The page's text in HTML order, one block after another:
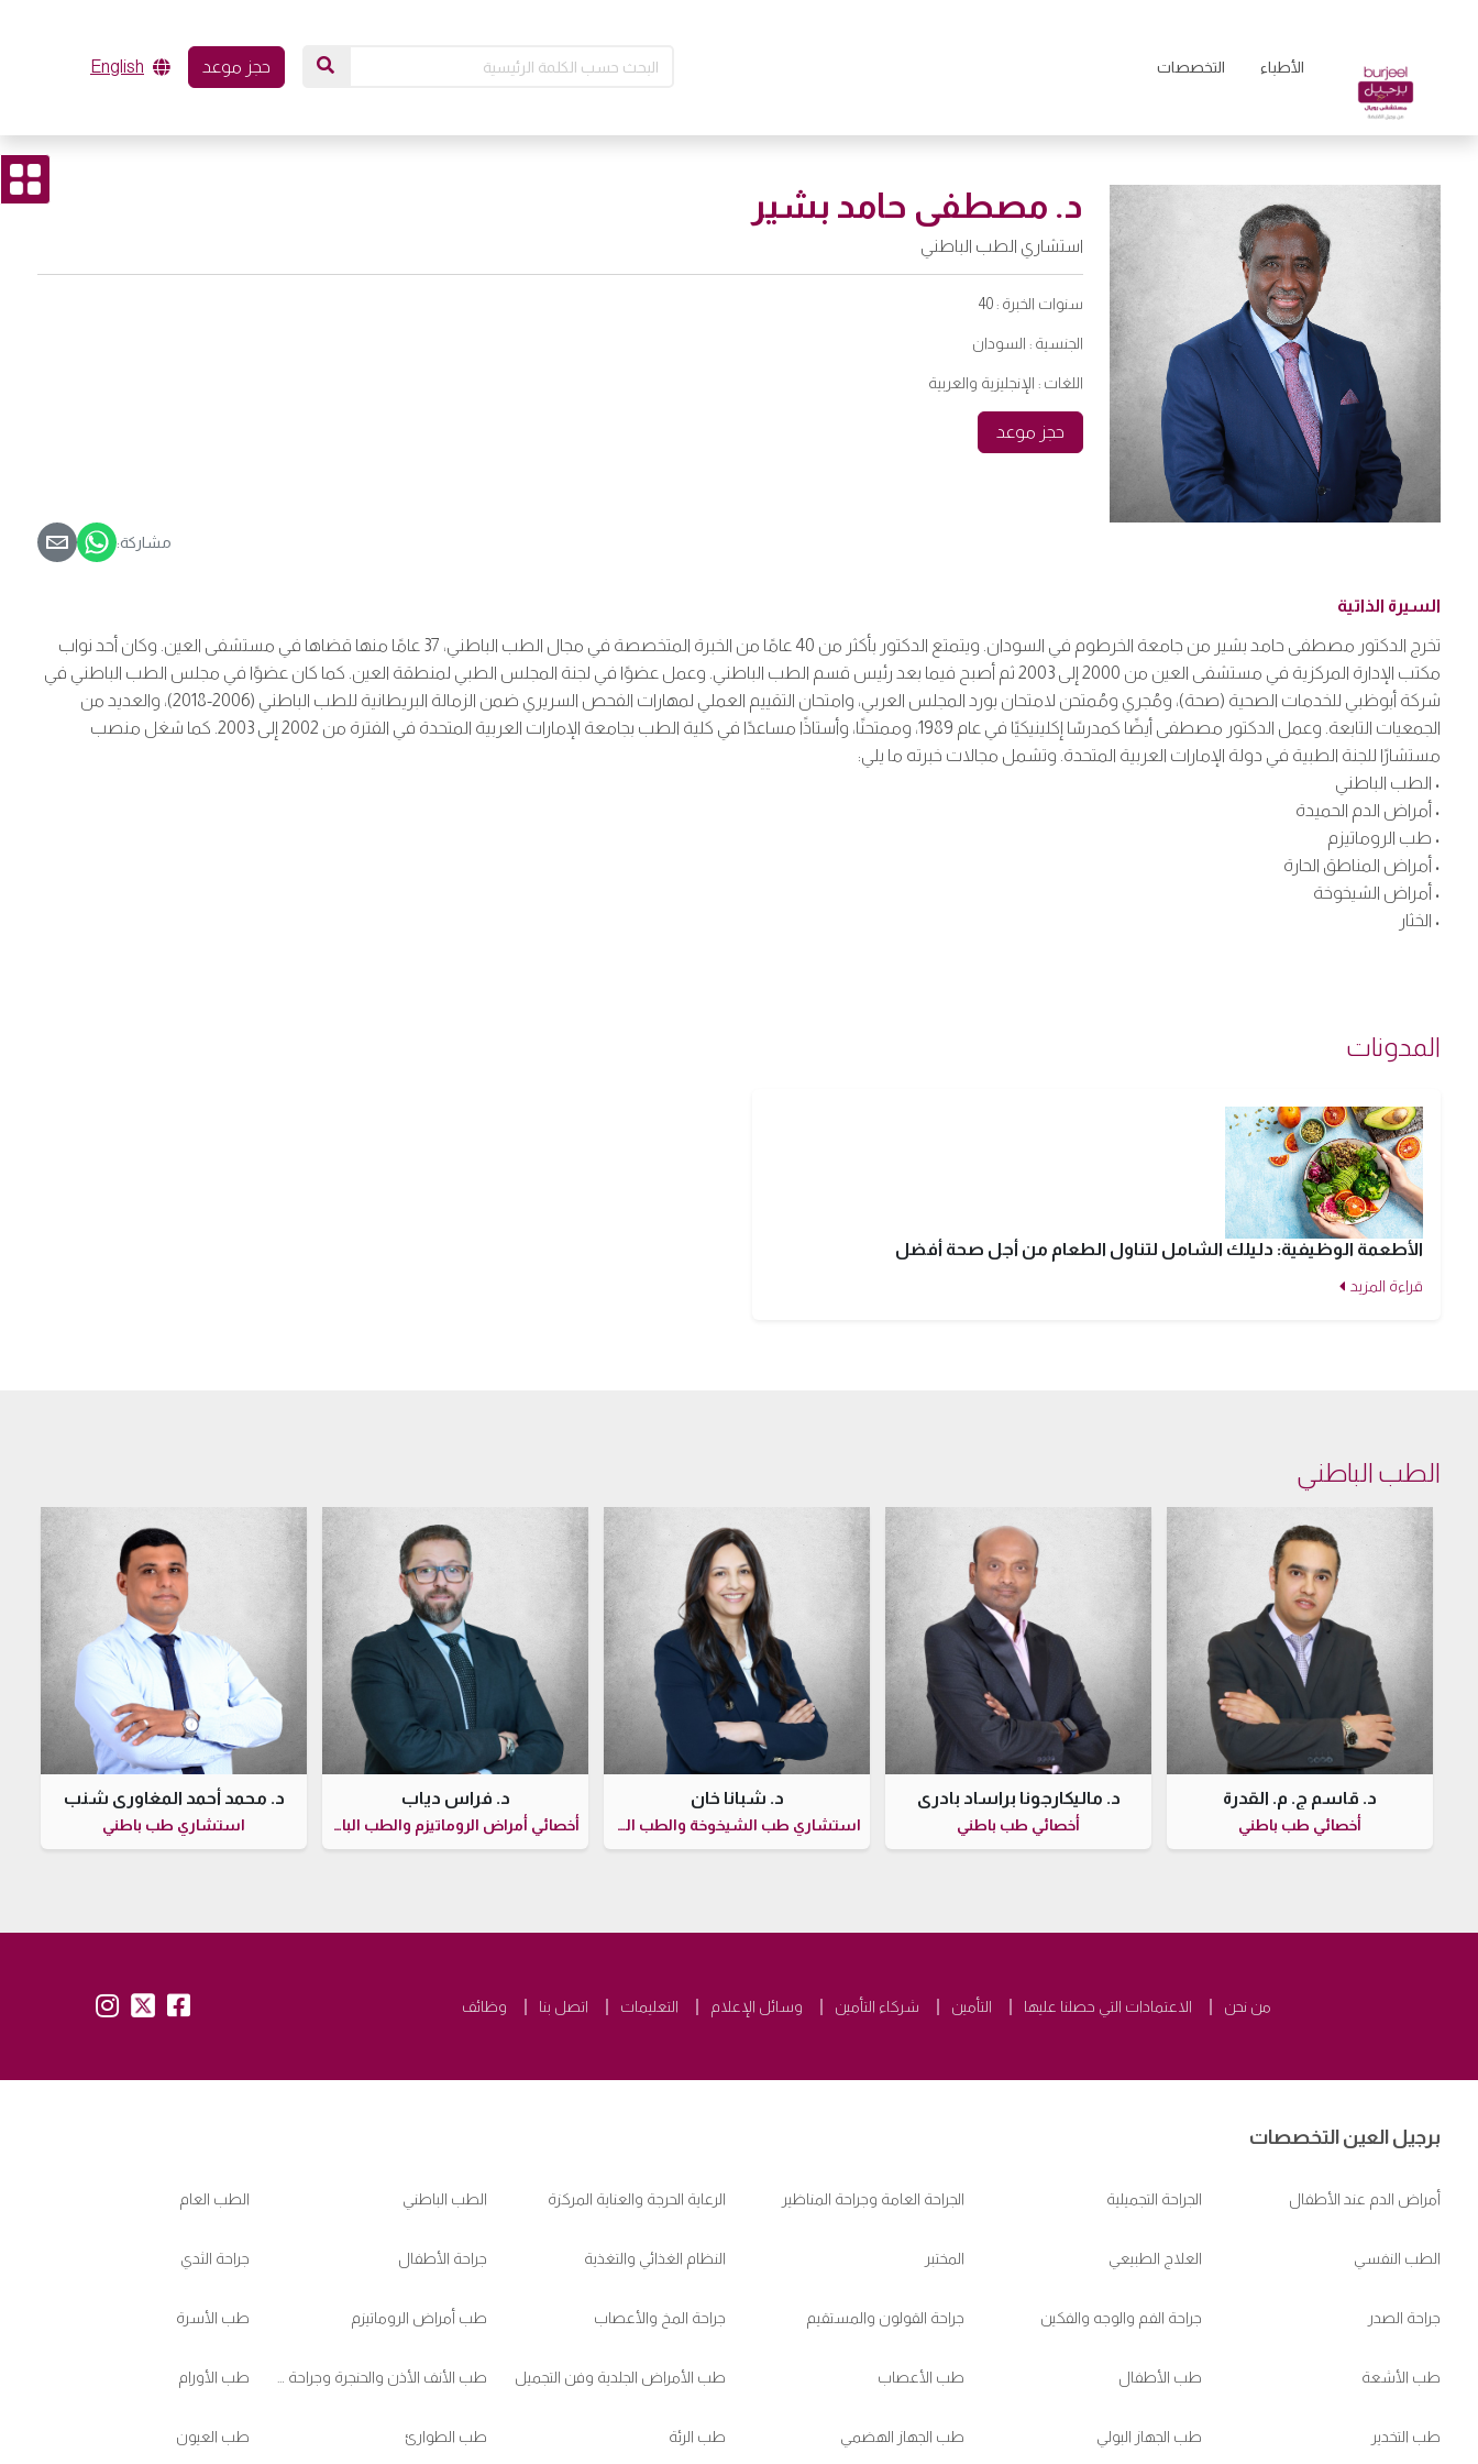
الأطباء التخصصات حجز موعد English
د. مصطفى حامد بشير
استشاري الطب الباطني
سنوات الخبرة : 40
الجنسية : السودان
اللغات : الإنجليزية والعربية
حجز موعد
مشاركة:
السيرة الذاتية
تخرج الدكتور مصطفى حامد بشير من جامعة الخرطوم في السودان. ويتمتع الدكتور بأكثر من 40 عامًا من الخبرة المتخصصة في مجال الطب الباطني، 37 عامًا منها قضاها في مستشفى العين. وكان أحد نواب
مكتب الإدارة المركزية في مستشفى العين من 2000 إلى 2003 ثم أصبح فيما بعد رئيس قسم الطب الباطني. وعمل عضوًا في لجنة المجلس الطبي لمنطقة العين. كما كان عضوًا في مجلس الطب الباطني في
شركة أبوظبي للخدمات الصحية (صحة)، ومُجري ومُمتحن لامتحان بورد المجلس العربي، وامتحان التقييم العملي لمهارات الفحص السريري ضمن الزمالة البريطانية للطب الباطني (2006-2018)، والعديد من
الجمعيات التابعة. وعمل الدكتور مصطفى أيضًا كمدرسًا إكلينيكيًا في عام 1989، وممتحنًا، وأستاذًا مساعدًا في كلية الطب بجامعة الإمارات العربية المتحدة في الفترة من 2002 إلى 2003. كما شغل منصب
مستشارًا للجنة الطبية في دولة الإمارات العربية المتحدة. وتشمل مجالات خبرته ما يلي:
• الطب الباطني
• أمراض الدم الحميدة
• طب الروماتيزم
• أمراض المناطق الحارة
• أمراض الشيخوخة
• الخثار
المدونات
الأطعمة الوظيفية: دليلك الشامل لتناول الطعام من أجل صحة أفضل
قراءة المزيد
الطب الباطني
د. قاسم ج. م. القدرة
أخصائي طب باطني
د. ماليكارجونا براساد بادري
أخصائي طب باطني
د. شبانا خان
استشاري طب الشيخوخة والطب الباطني
د. فراس دياب
أخصائي أمراض الروماتيزم والطب الباطني
د. محمد أحمد المغاوري شنب
استشاري طب باطني
من نحن الاعتمادات التي حصلنا عليها التأمين شركاء التأمين وسائل الإعلام التعليمات اتصل بنا وظائف fb:
tw:
insta:
برجيل العين التخصصات
أمراض الدم عند الأطفال الجراحة التجميلية الجراحة العامة وجراحة المناظير الرعاية الحرجة والعناية المركزة الطب الباطني الطب العام
الطب النفسي العلاج الطبيعي المختبر النظام الغذائي والتغذية جراحة الأطفال جراحة الثدي
جراحة الصدر جراحة الفم والوجه والفكين جراحة القولون والمستقيم جراحة المخ والأعصاب طب أمراض الروماتيزم طب الأسرة
طب الأشعة طب الأطفال طب الأعصاب طب الأمراض الجلدية وفن التجميل طب الأورام
طب التخدير طب الجهاز البولي طب الجهاز الهضمي طب الرئة طب الطوارئ طب العيون